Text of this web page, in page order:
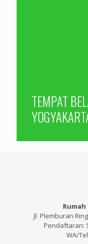
TEMPAT
Jl. Plemburan
Pendaftaran:
WA/